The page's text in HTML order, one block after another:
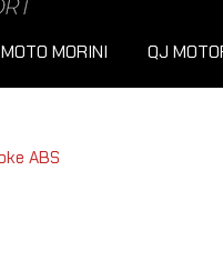
MOTO MORINI QJ